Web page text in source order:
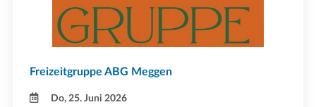
Freizeitgruppe ABG Meggen
Do, 25. Juni 2026